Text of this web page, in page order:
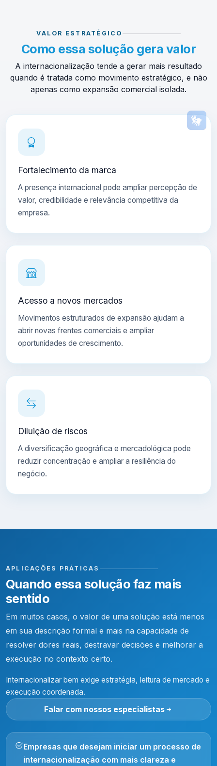
VALOR ESTRATÉGICO
Como essa solução gera valor
A internacionalização tende a gerar mais resultado
quando é tratada como movimento estratégico, e não
apenas como expansão comercial isolada.
Fortalecimento da marca
A presença internacional pode ampliar percepção de
valor, credibilidade e relevância competitiva da
empresa.
Acesso a novos mercados
Movimentos estruturados de expansão ajudam a
abrir novas frentes comerciais e ampliar
oportunidades de crescimento.
Diluição de riscos
A diversificação geográfica e mercadológica pode
reduzir concentração e ampliar a resiliência do
negócio.
APLICAÇÕES PRÁTICAS
Quando essa solução faz mais
sentido
Em muitos casos, o valor de uma solução está menos
em sua descrição formal e mais na capacidade de
resolver dores reais, destravar decisões e melhorar a
execução no contexto certo.
Internacionalizar bem exige estratégia, leitura de mercado e
execução coordenada.
Falar com nossos especialistas
Empresas que desejam iniciar um processo de
internacionalização com mais clareza e